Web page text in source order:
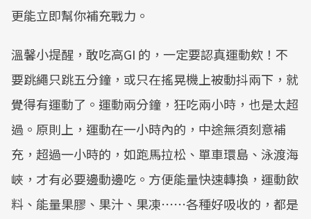
更能立即幫你補充戰力。
溫馨小提醒，敢吃高GI 的，一定要認真運動欸！不
要跳繩只跳五分鐘，或只在搖晃機上被動抖兩下，就
覺得有運動了。運動兩分鐘，狂吃兩小時，也是太超
過。原則上，運動在一小時內的，中途無須刻意補
充，超過一小時的，如跑馬拉松、單車環島、泳渡海
峽，才有必要邊動邊吃。方便能量快速轉換，運動飲
料、能量果膠、果汁、果凍⋯⋯各種好吸收的，都是